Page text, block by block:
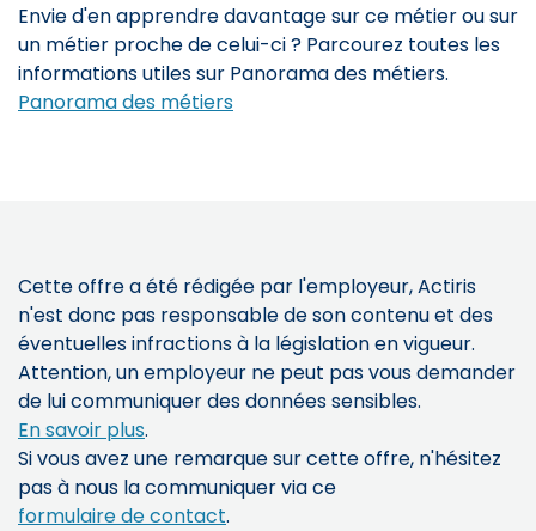
Envie d'en apprendre davantage sur ce métier ou sur
un métier proche de celui-ci ? Parcourez toutes les
informations utiles sur Panorama des métiers.
Panorama des métiers
Cette offre a été rédigée par l'employeur, Actiris
n'est donc pas responsable de son contenu et des
éventuelles infractions à la législation en vigueur.
Attention, un employeur ne peut pas vous demander
de lui communiquer des données sensibles.
En savoir plus.
Si vous avez une remarque sur cette offre, n'hésitez
pas à nous la communiquer via ce
formulaire de contact.